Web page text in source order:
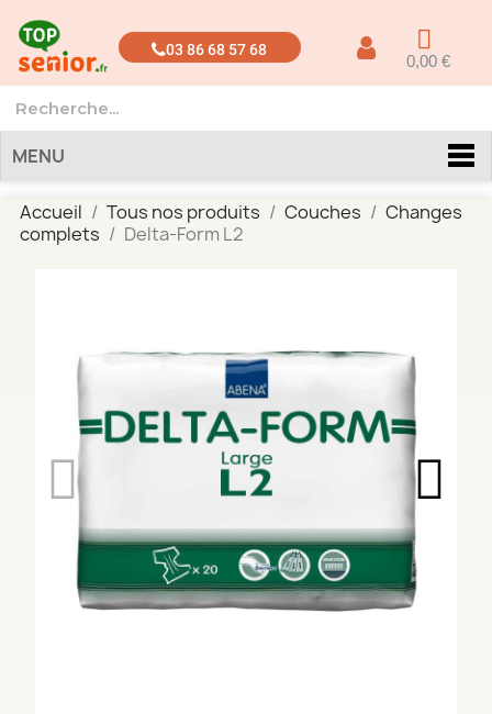
03 86 68 57 68
0,00 €
MENU
Accueil Tous nos produits Couches
Changes
complets
Delta-Form L2